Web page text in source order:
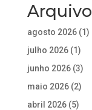
Arquivo
agosto 2026(1)
julho 2026(1)
junho 2026(3)
maio 2026(2)
abril 2026(5)